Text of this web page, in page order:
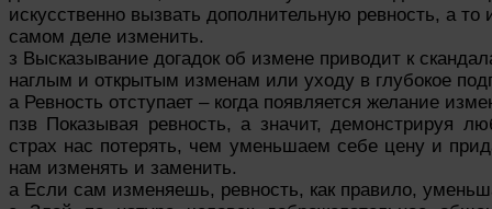
искусственно вызвать дополнительную ревность, а то
самом деле изменить.
з Высказывание догадок об измене приводит к
наглым и открытым изменам или уходу в глубокое
а Ревность отступает – когда появляется желание
пзв Показывая ревность, а значит, демонстрируя
страх нас потерять, чем уменьшаем себе цену и
нам изменять и заменить.
а Если сам изменяешь, ревность, как правило,